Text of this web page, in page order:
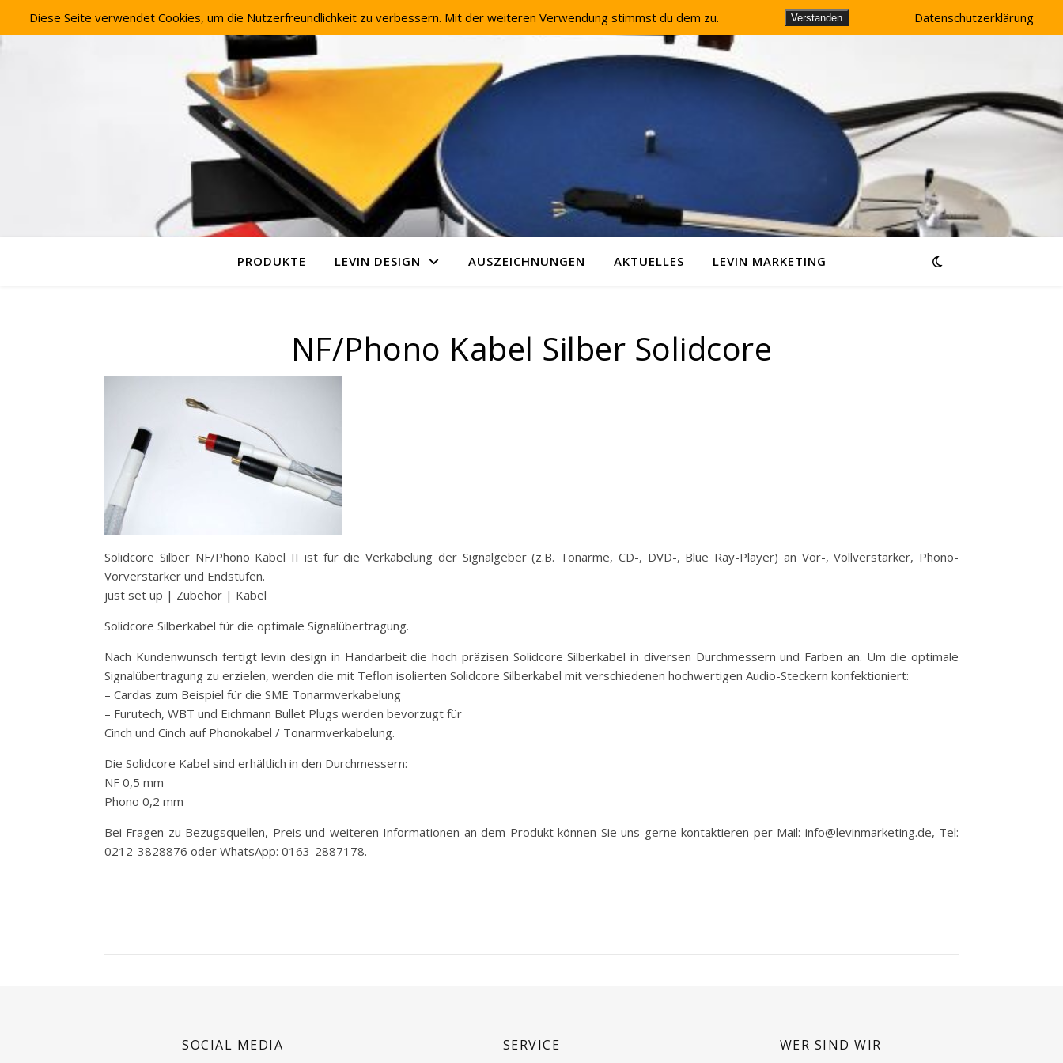
PRODUKTE LEVIN DESIGN AUSZEICHNUNGEN AKTUELLES LEVIN MARKETING
NF/Phono Kabel Silber Solidcore
Solidcore Silber NF/Phono Kabel II ist für die Verkabelung der Signalgeber (z.B. Tonarme, CD-, DVD-, Blue Ray-Player) an Vor-, Vollverstärker, Phono-
Vorverstärker und Endstufen.
just set up | Zubehör | Kabel
Solidcore Silberkabel für die optimale Signalübertragung.
Nach Kundenwunsch fertigt levin design in Handarbeit die hoch präzisen Solidcore Silberkabel in diversen Durchmessern und Farben an. Um die optimale
Signalübertragung zu erzielen, werden die mit Teflon isolierten Solidcore Silberkabel mit verschiedenen hochwertigen Audio-Steckern konfektioniert:
– Cardas zum Beispiel für die SME Tonarmverkabelung
– Furutech, WBT und Eichmann Bullet Plugs werden bevorzugt für
Cinch und Cinch auf Phonokabel / Tonarmverkabelung.
Die Solidcore Kabel sind erhältlich in den Durchmessern:
NF 0,5 mm
Phono 0,2 mm
Bei Fragen zu Bezugsquellen, Preis und weiteren Informationen an dem Produkt können Sie uns gerne kontaktieren per Mail: info@levinmarketing.de, Tel:
0212-3828876 oder WhatsApp: 0163-2887178.
SOCIAL MEDIA SERVICE WER SIND WIR
Diese Seite verwendet Cookies, um die Nutzerfreundlichkeit zu verbessern. Mit der weiteren Verwendung stimmst du dem zu. Verstanden Datenschutzerklärung